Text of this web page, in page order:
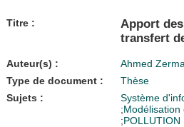
Titre :
Apport
transfert
Auteur(s) :
Ahmed
Type de document :
Thèse
Sujets :
Système
;
;POLLUTION